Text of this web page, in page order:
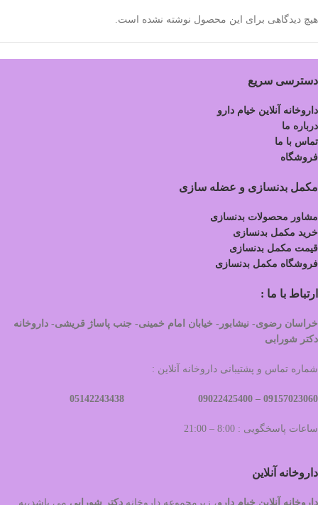
هیچ دیدگاهی برای این محصول نوشته نشده است.
دسترسی سریع
داروخانه آنلاین خیام دارو
درباره ما
تماس با ما
فروشگاه
مکمل بدنسازی و عضله سازی
مشاور محصولات بدنسازی
خرید مکمل بدنسازی
قیمت مکمل بدنسازی
فروشگاه مکمل بدنسازی
ارتباط با ما :
خراسان رضوی- نیشابور- خیابان امام خمینی- جنب پاساژ قریشی- داروخانه
دکتر شورابی
شماره تماس و پشتیبانی داروخانه آنلاین :
09157023060 –
ساعات پاسخگویی : 8:00 – 21:00
داروخانه آنلاین
داروخانه آنلاین خیام دارو، زیرمجموعه داروخانه دکتر شورابی می باشد،به